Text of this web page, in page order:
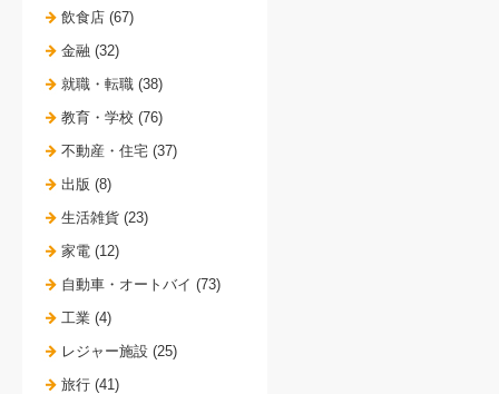
飲食店 (67)
金融 (32)
就職・転職 (38)
教育・学校 (76)
不動産・住宅 (37)
出版 (8)
生活雑貨 (23)
家電 (12)
自動車・オートバイ (73)
工業 (4)
レジャー施設 (25)
旅行 (41)